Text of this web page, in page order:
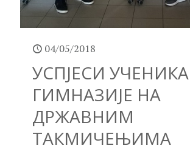
04/05/2018
УСПЈЕСИ УЧЕНИКА
ГИМНАЗИЈЕ НА
ДРЖАВНИМ
ТАКМИЧЕЊИМА